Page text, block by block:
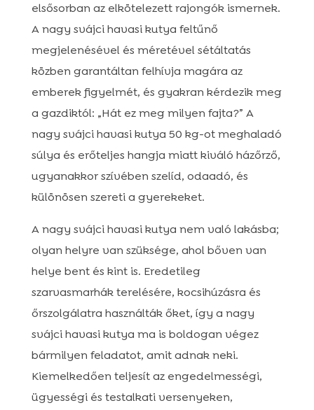
elsősorban az elkötelezett rajongók ismernek.
A nagy svájci havasi kutya feltűnő
megjelenésével és méretével sétáltatás
közben garantáltan felhívja magára az
emberek figyelmét, és gyakran kérdezik meg
a gazdiktól: „Hát ez meg milyen fajta?” A
nagy svájci havasi kutya 50 kg-ot meghaladó
súlya és erőteljes hangja miatt kiváló házőrző,
ugyanakkor szívében szelíd, odaadó, és
különösen szereti a gyerekeket.
A nagy svájci havasi kutya nem való lakásba;
olyan helyre van szüksége, ahol bőven van
helye bent és kint is. Eredetileg
szarvasmarhák terelésére, kocsihúzásra és
őrszolgálatra használták őket, így a nagy
svájci havasi kutya ma is boldogan végez
bármilyen feladatot, amit adnak neki.
Kiemelkedően teljesít az engedelmességi,
ügyességi és testalkati versenyeken,